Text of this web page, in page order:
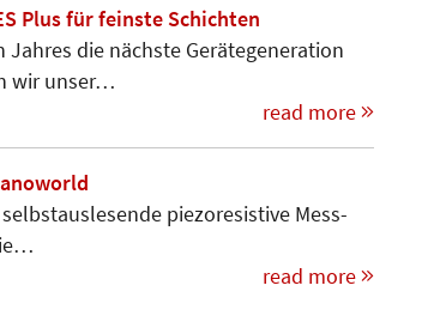
Plus für feinste Schichten
die nächste Gerätegeneration
wir unser…
read more
piezoresistive Mess­
read more